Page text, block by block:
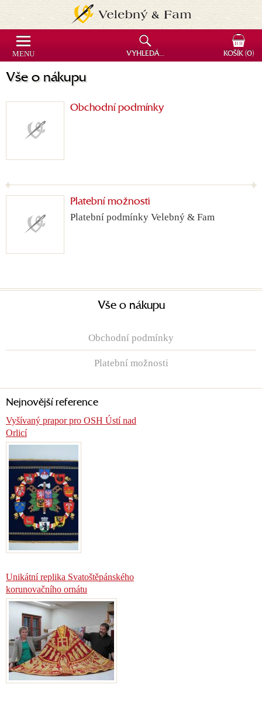
Vše o nákupu
Obchodní podmínky
Platební možnosti
Platební podmínky Velebný & Fam
Vše o nákupu
Obchodní podmínky
Platební možnosti
Nejnovější reference
Vyšívaný prapor pro OSH Ústí nad
Orlicí
Unikátní replika Svatoštěpánského
korunovačního ornátu
MENU VYHLEDÁVÁNÍ KOŠÍK(0)